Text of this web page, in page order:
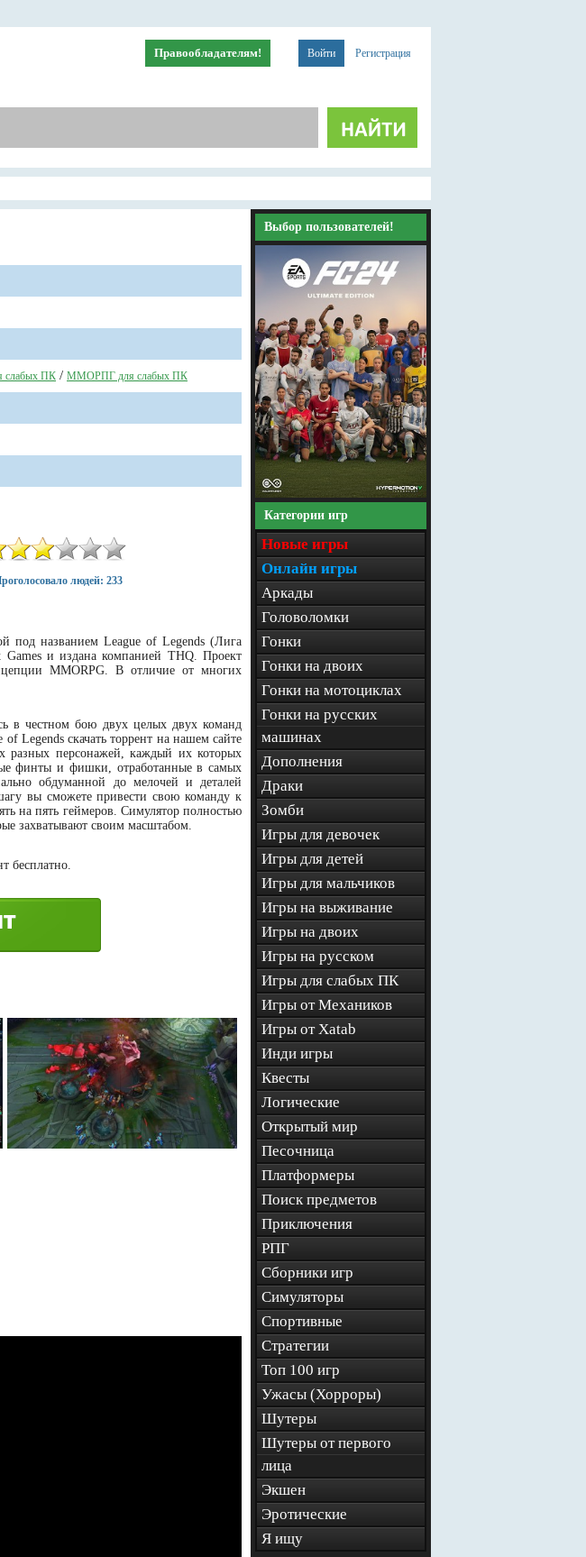
Войти Регистрация
Правообладателям!
слабых ПК / ММОРПГ для слабых ПК
людей: 233
под названием League of Legends (Лига
Games и издана компанией THQ. Проект
MMORPG. В отличие от многих
в честном бою двух целых двух команд
Legends скачать торрент на нашем сайте
разных персонажей, каждый их которых
финты и фишки, отработанные в самых
обдуманной до мелочей и деталей
вы сможете привести свою команду к
на пять геймеров. Симулятор полностью
захватывают своим масштабом.
бесплатно.
Выбор пользователей!
Категории игр
Новые игры
Онлайн игры
Аркады
Головоломки
Гонки
Гонки на двоих
Гонки на мотоциклах
Гонки на русских
машинах
Дополнения
Драки
Зомби
Игры для девочек
Игры для детей
Игры для мальчиков
Игры на выживание
Игры на двоих
Игры на русском
Игры для слабых ПК
Игры от Механиков
Игры от Xatab
Инди игры
Квесты
Логические
Открытый мир
Песочница
Платформеры
Поиск предметов
Приключения
РПГ
Сборники игр
Симуляторы
Спортивные
Стратегии
Топ 100 игр
Ужасы (Хорроры)
Шутеры
Шутеры от первого
лица
Экшен
Эротические
Я ищу